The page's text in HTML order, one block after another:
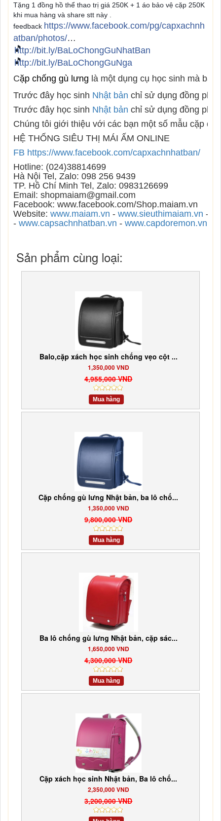
Tặng 1 đồng hồ thể thao trị giá 250K + 1 áo bảo vệ cặp 250K
khi mua hàng và share stt này .
feedback https://www.facebook.com/pg/capxachnh
atban/photos/…
🎵
http://bit.ly/BaLoChongGuNhatBan
🎵
http://bit.ly/BaLoChongGuNga
Cặp chống gù lưng là một dụng cụ học sinh mà bất
Trước đây học sinh Nhật bản chỉ sử dụng đồng
Trước đây học sinh Nhật bản chỉ sử dụng đồng
Chúng tôi giới thiệu với các bạn một số mẫu cặp
HỆ THỐNG SIÊU THỊ MÁI ẤM ONLINE
FB https://www.facebook.com/capxachnhatban/
Hotline: (024)38814699
Hà Nội Tel, Zalo: 098 256 9439
TP. Hồ Chí Minh Tel, Zalo: 0983126699
Email: shopmaiam@gmail.com
Facebook: www.facebook.com/Shop.maiam.vn
Website: www.maiam.vn - www.sieuthimaiam.vn -
- www.capsachnhatban.vn - www.capdoremon.vn
Sản phẩm cùng loại:
Balo,cặp xách học sinh chống vẹo cột ...
1,350,000 VND
4,955,000 VND
Mua hàng
Cặp chống gù lưng Nhật bản, ba lô chố...
1,350,000 VND
9,800,000 VND
Mua hàng
Ba lô chống gù lưng Nhật bản, cặp sác...
1,650,000 VND
4,300,000 VND
Mua hàng
Cặp xách học sinh Nhật bản, Ba lô chố...
2,350,000 VND
3,200,000 VND